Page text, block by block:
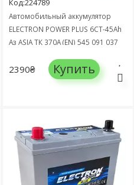
Код:224789
Автомобильный аккумулятор
ELECTRON POWER PLUS 6СТ-45Ah
Аз ASIA ТК 370А (EN) 545 091 037
2390₴ Купить